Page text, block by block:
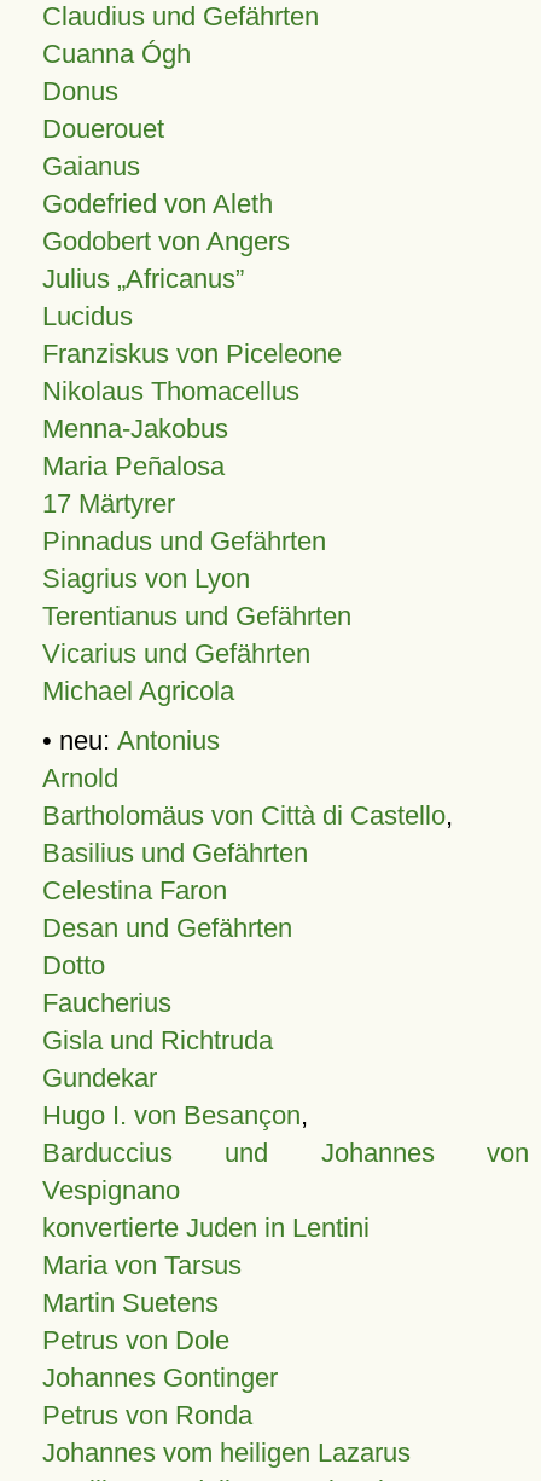
Claudius und Gefährten
Cuanna Ógh
Donus
Douerouet
Gaianus
Godefried von Aleth
Godobert von Angers
Julius Africanus
Lucidus
Franziskus von Piceleone
Nikolaus Thomacellus
Menna-Jakobus
Maria Peñalosa
17 Märtyrer
Pinnadus und Gefährten
Siagrius von Lyon
Terentianus und Gefährten
Vicarius und Gefährten
Michael Agricola
• neu: Antonius
Arnold
Bartholomäus von Città di Castello,
Basilius und Gefährten
Celestina Faron
Desan und Gefährten
Dotto
Faucherius
Gisla und Richtruda
Gundekar
Hugo I. von Besançon,
Barduccius und Johannes von
Vespignano
konvertierte Juden in Lentini
Maria von Tarsus
Martin Suetens
Petrus von Dole
Johannes Gontinger
Petrus von Ronda
Johannes vom heiligen Lazarus